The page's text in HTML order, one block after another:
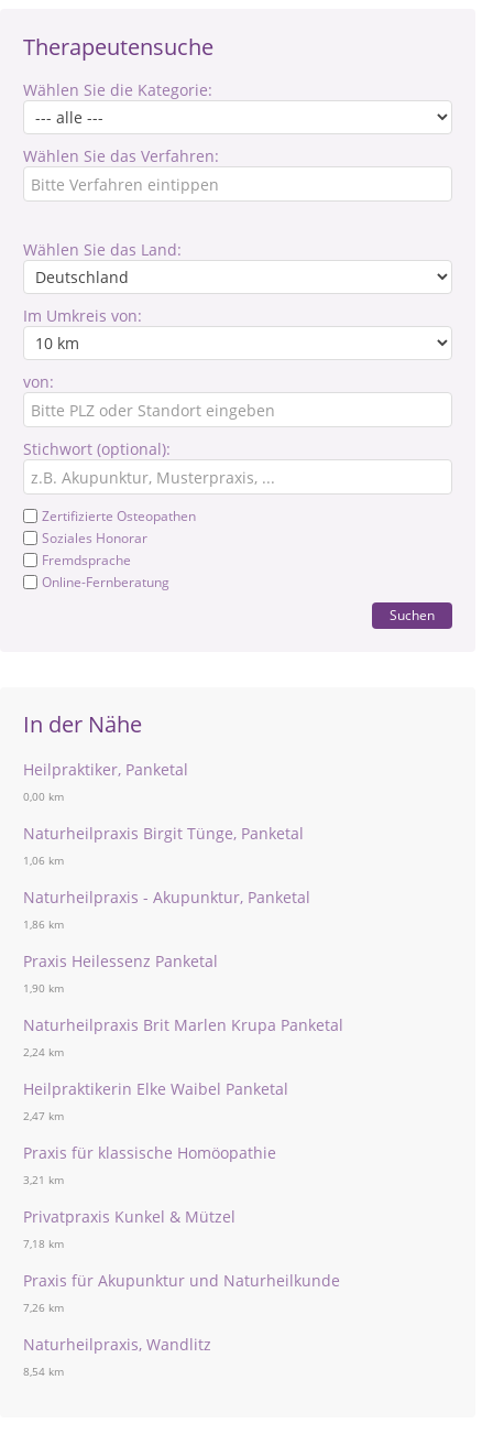
Therapeutensuche
Wählen Sie die Kategorie:
Wählen Sie das Verfahren:
Wählen Sie das Land:
Im Umkreis von:
von:
Stichwort (optional):
Zertifizierte Osteopathen
Soziales Honorar
Fremdsprache
Online-Fernberatung
Suchen
In der Nähe
Heilpraktiker, Panketal
0,00 km
Naturheilpraxis Birgit Tünge, Panketal
1,06 km
Naturheilpraxis - Akupunktur, Panketal
1,86 km
Praxis Heilessenz Panketal
1,90 km
Naturheilpraxis Brit Marlen Krupa Panketal
2,24 km
Heilpraktikerin Elke Waibel Panketal
2,47 km
Praxis für klassische Homöopathie
3,21 km
Privatpraxis Kunkel & Mützel
7,18 km
Praxis für Akupunktur und Naturheilkunde
7,26 km
Naturheilpraxis, Wandlitz
8,54 km